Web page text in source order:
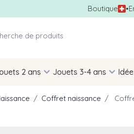
Boutique •
2 ans Jouets 3-4 ans
/ Coffret naissance /